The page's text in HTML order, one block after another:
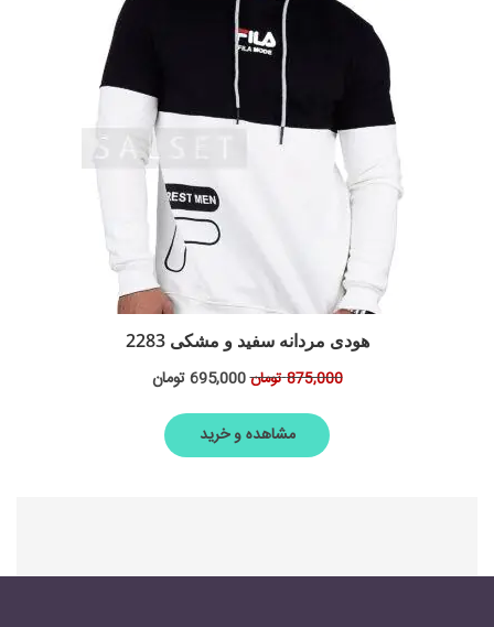
هودی مردانه سفید و مشکی 2283
875,000تومان695,000تومان
مشاهده و خرید